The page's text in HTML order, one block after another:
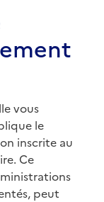
vous
le
inscrite au
Ce
peut